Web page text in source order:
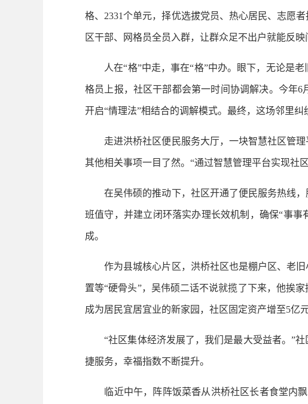
格、2331个单元，择优选拔党员、热心居民、志愿
区干部、网格员全员入群，让群众足不出户就能反映
人在“格”中走，事在“格”中办。眼下，无论是老
格员上报，社区干部都会第一时间协调解决。今年
开启“情理法”相结合的调解模式。最终，这场邻里纠
走进洪桥社区便民服务大厅，一块智慧社区管理
其他相关事项一目了然。“通过智慧管理平台实现社
在吴伟硕的推动下，社区开通了便民服务热线，
班值守，并建立闭环落实办理长效机制，确保“事
成。
作为县城核心片区，洪桥社区也是棚户区、老旧
置等“硬骨头”，吴伟硕二话不说就揽了下来，他挨
成为居民宜居宜业的新家园，社区固定资产增至5亿
“社区集体经济发展了，我们是最大受益者。”社
捷服务，幸福指数不断提升。
临近中午，阵阵饭菜香从洪桥社区长者食堂内飘